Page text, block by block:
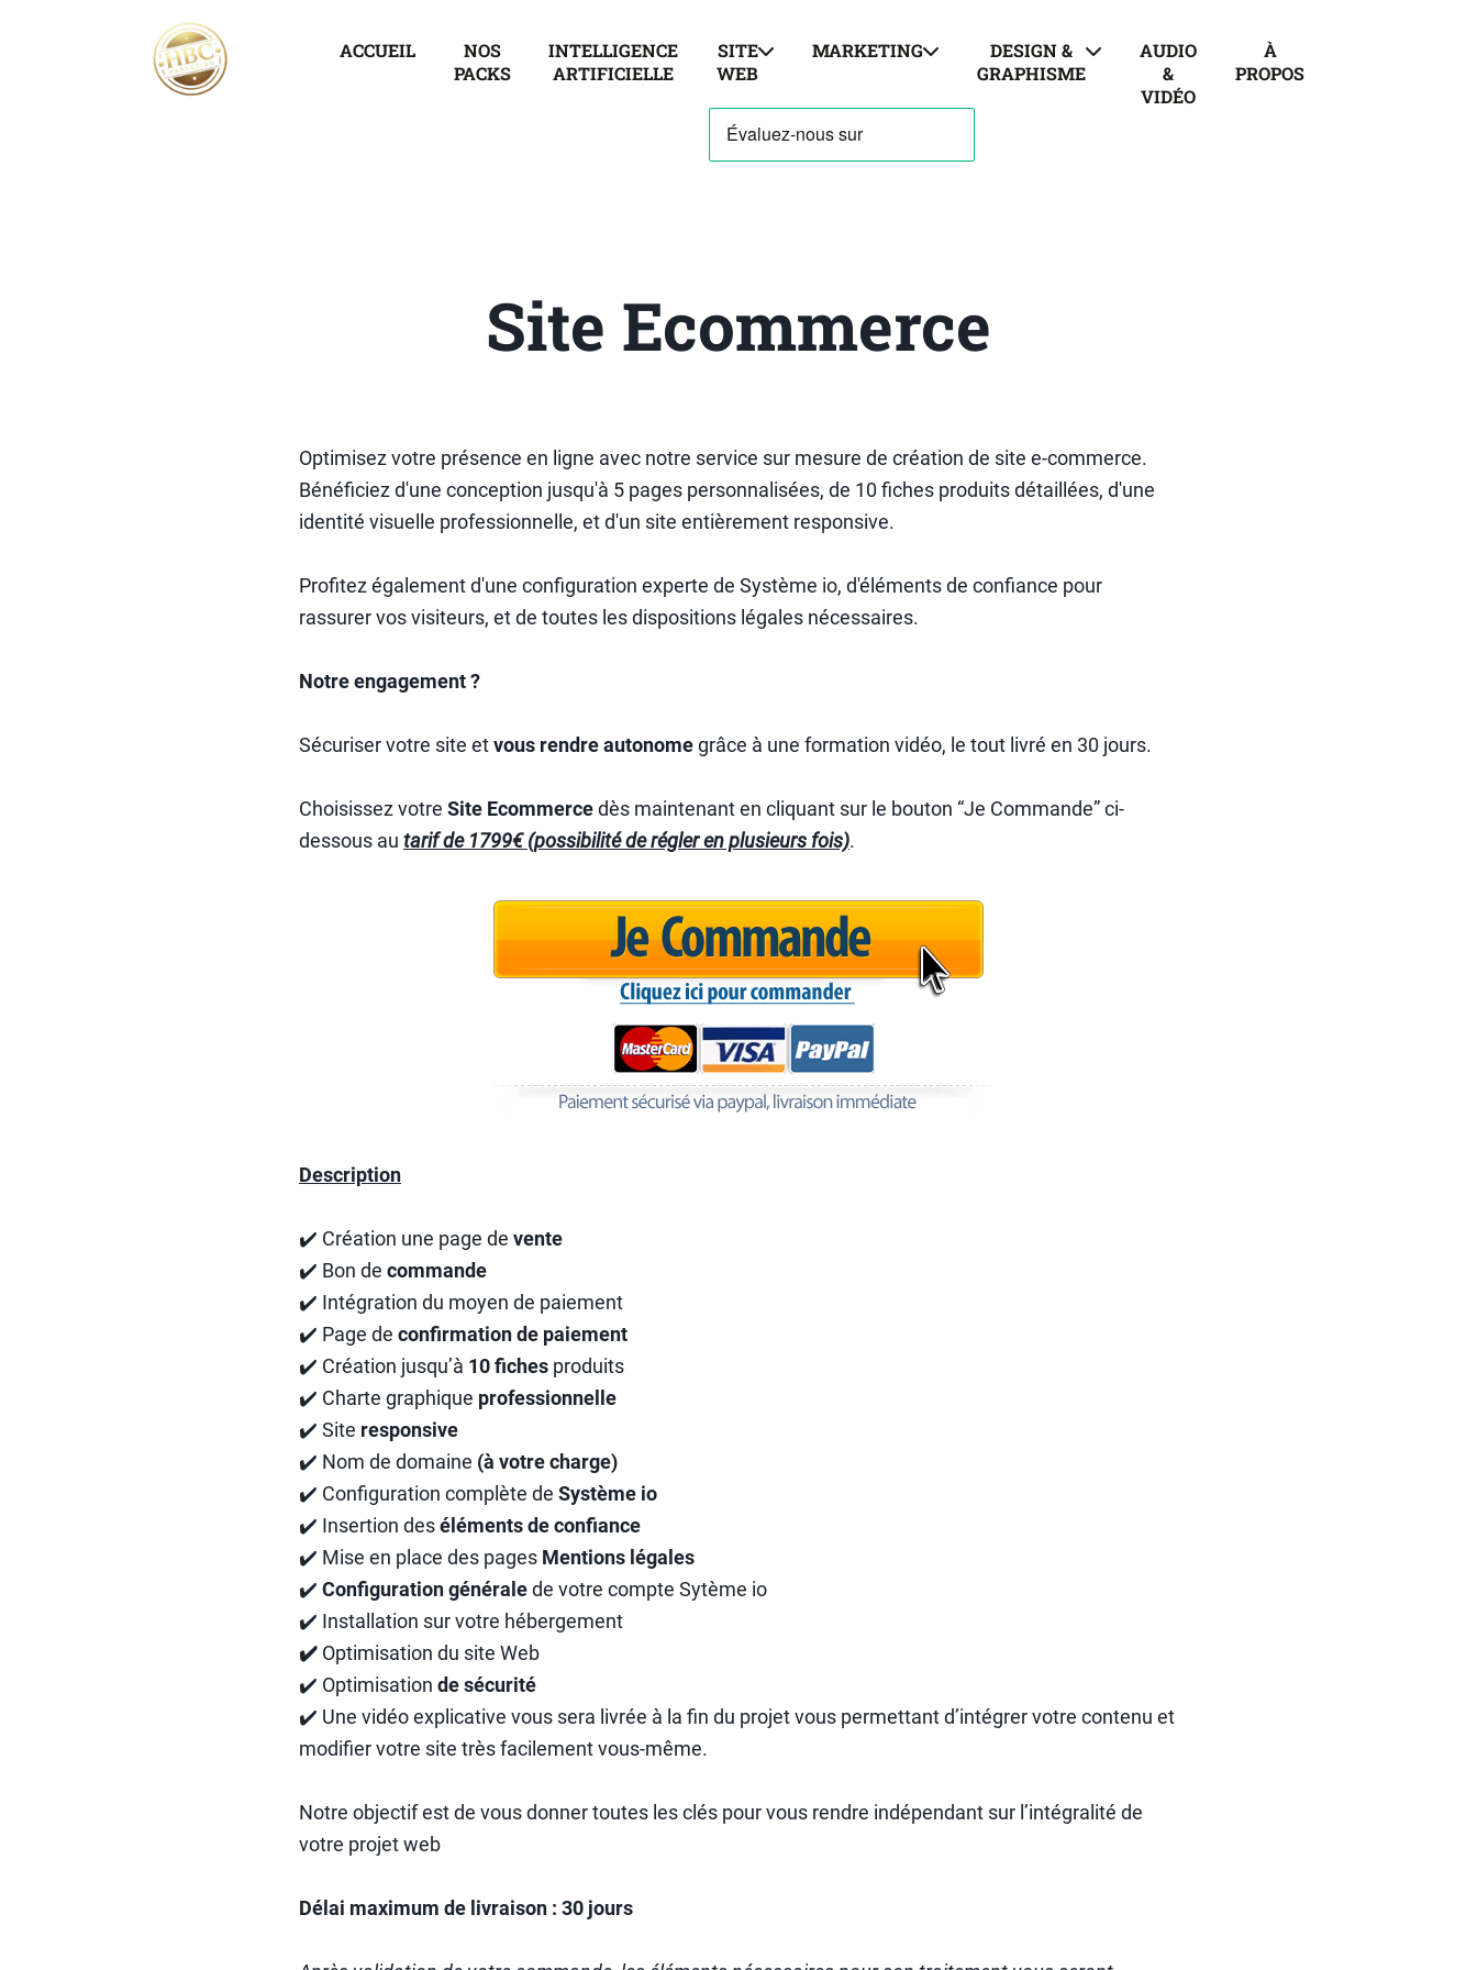
ACCUEIL
NOS
PACKS
INTELLIGENCE
ARTIFICIELLE
SITE
WEB
MARKETING
DESIGN &
GRAPHISME
AUDIO
&
VIDÉO
À
PROPOS
Site Ecommerce
Optimisez votre présence en ligne avec notre service sur mesure de création de site e-commerce.
Bénéficiez d'une conception jusqu'à 5 pages personnalisées, de 10 fiches produits détaillées, d'une
identité visuelle professionnelle, et d'un site entièrement responsive.
Profitez également d'une configuration experte de Système io, d'éléments de confiance pour
rassurer vos visiteurs, et de toutes les dispositions légales nécessaires.
Notre engagement ?
Sécuriser votre site etvous rendre autonomegrâce à une formation vidéo, le tout livré en 30 jours.
Choisissez votre Site Ecommercedès maintenant en cliquant sur le bouton “Je Commande” ci-
dessous au tarif de 1799€ (possibilité de régler en plusieurs fois).
Description
✔️ Création une page de vente
✔️ Bon de commande
✔️ Intégration du moyen de paiement
✔️ Page de confirmation de paiement
✔️ Création jusqu’à 10 fiches produits
✔️ Charte graphique professionnelle
✔️ Site responsive
✔️ Nom de domaine (à votre charge)
✔️ Configuration complète de Système io
✔️ Insertion deséléments de confiance
✔️ Mise en place des pages Mentions légales
✔️ Configuration généralede votre compte Sytème io
✔️ Installation sur votre hébergement
✔️ Optimisation du site Web
✔️ Optimisation de sécurité
✔️ Une vidéo explicative vous sera livrée à la fin du projet vous permettant d’intégrer votre contenu et
modifier votre site très facilement vous-même.
Notre objectif est de vous donner toutes les clés pour vous rendre indépendant sur l’intégralité de
votre projet web
Délai maximum de livraison : 30 jours